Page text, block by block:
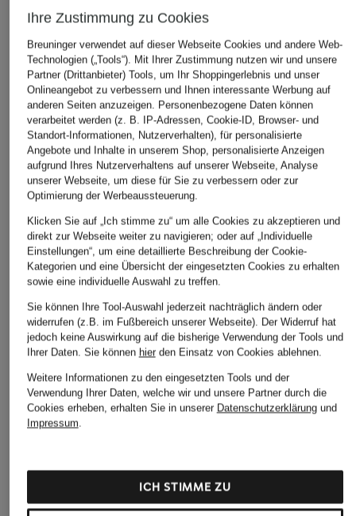
ÄHNLICHE ARTIKEL ENTDECKEN
+Aktionsrabatt
FALKE
+Aktionsrabatt
Ihre Zustimmung zu Cookies
Breuninger verwendet auf dieser Webseite Cookies und andere Web-
Technologien („Tools“). Mit Ihrer Zustimmung nutzen wir und unsere
Partner (Drittanbieter) Tools, um Ihr Shoppingerlebnis und unser
Onlineangebot zu verbessern und Ihnen interessante Werbung auf
anderen Seiten anzuzeigen. Personenbezogene Daten können
verarbeitet werden (z. B. IP-Adressen, Cookie-ID, Browser- und
Standort-Informationen, Nutzerverhalten), für personalisierte
Angebote und Inhalte in unserem Shop, personalisierte Anzeigen
aufgrund Ihres Nutzerverhaltens auf unserer Webseite, Analyse
unserer Webseite, um diese für Sie zu verbessern oder zur
Optimierung der Werbeaussteuerung.
Klicken Sie auf „Ich stimme zu“ um alle Cookies zu akzeptieren und
direkt zur Webseite weiter zu navigieren; oder auf „Individuelle
Einstellungen“, um eine detaillierte Beschreibung der Cookie-
Kategorien und eine Übersicht der eingesetzten Cookies zu erhalten
sowie eine individuelle Auswahl zu treffen.
Sie können Ihre Tool-Auswahl jederzeit nachträglich ändern oder
widerrufen (z.B. im Fußbereich unserer Webseite). Der Widerruf hat
jedoch keine Auswirkung auf die bisherige Verwendung der Tools und
Ihrer Daten. Sie können hierden Einsatz von Cookies ablehnen.
Weitere Informationen zu den eingesetzten Tools und der
Verwendung Ihrer Daten, welche wir und unsere Partner durch die
Cookies erheben, erhalten Sie in unserer Datenschutzerklärungund
Impressum.
ICH STIMME ZU